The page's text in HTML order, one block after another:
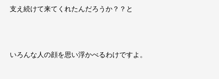
支え続けて来てくれたんだろうか？？と
いろんな人の顔を思い浮かべるわけですよ。